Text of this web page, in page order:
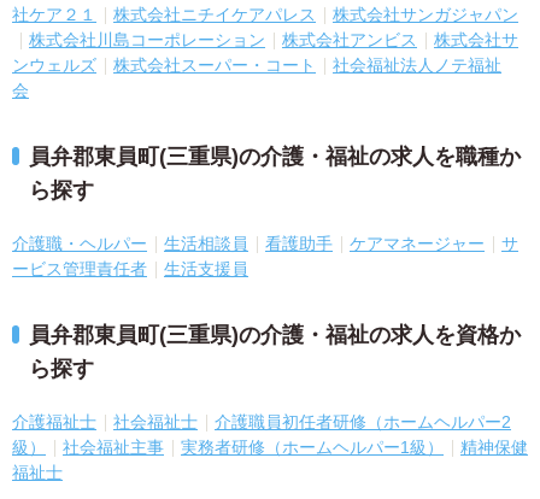
社ケア２１
株式会社ニチイケアパレス
株式会社サンガジャパン
株式会社川島コーポレーション
株式会社アンビス
株式会社サ
ンウェルズ
株式会社スーパー・コート
社会福祉法人ノテ福祉
会
員弁郡東員町(三重県)の介護・福祉の求人を職種か
ら探す
介護職・ヘルパー 生活相談員 看護助手 ケアマネージャー
サ
ービス管理責任者
生活支援員
員弁郡東員町(三重県)の介護・福祉の求人を資格か
ら探す
介護福祉士 社会福祉士
介護職員初任者研修（ホームヘルパー2
級）
社会福祉主事 実務者研修（ホームヘルパー1級）
精神保健
福祉士